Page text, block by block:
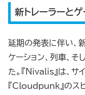
新トレーラーと
延期の発表に伴い、
ケーション、列車、
た。『Nivalis』は、サ
『Cloudpunk』のス